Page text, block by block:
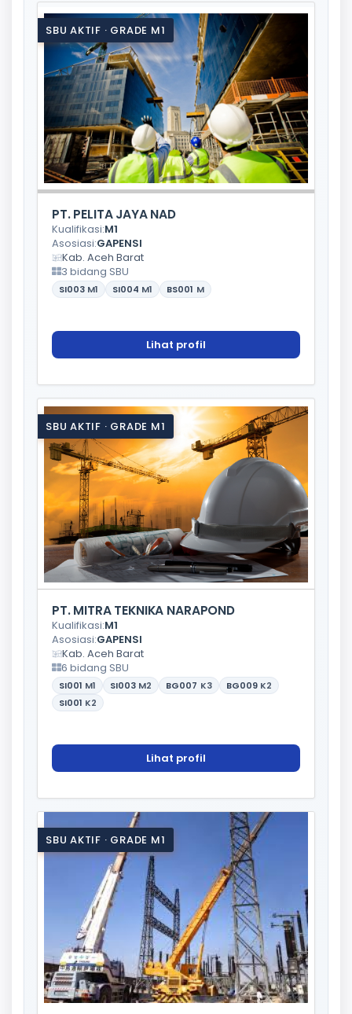
SBU AKTIF · GRADE M1
PT. PELITA JAYA NAD
Kualifikasi:M1
Asosiasi:GAPENSI
Kab. Aceh Barat
3 bidang SBU
SI003 M1 SI004 M1 BS001 M
Lihat profil
SBU AKTIF · GRADE M1
PT. MITRA TEKNIKA NARAPOND
Kualifikasi:M1
Asosiasi:GAPENSI
Kab. Aceh Barat
6 bidang SBU
SI001 M1 SI003 M2 BG007 K3 BG009 K2
SI001 K2
Lihat profil
SBU AKTIF · GRADE M1